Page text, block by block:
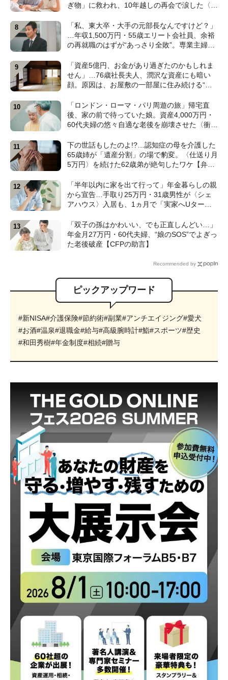
ぎ物」に救われ、10年越しの再会で涙した〈孫
「私、東大卒・大手の元部長なんですけど？」
…年収1,500万円・55歳エリート会社員、余裕
の再就職のはずが“あっさり全敗”。専業主婦の
【CFPの助言】
「資産5億円、お金があり過ぎたのかもしれま
せん」…76歳社長夫人、潤沢な資産にも暗い
顔。原因は、お屋敷の一部屋に住み続ける“跡
「ロンドン・ローマ・パリ周遊の旅」帰宅直
後、家の前で待っていた娘。資産4,000万円・
60代夫婦の悠々自適な老後を崩壊させた〈衝撃
下の世話もしたのよ!?…認知症の母を介護した
65歳姉が「遺産分割」の場で豹変。〈仕送り月
5万円〉を続けた62歳弟が絶句したワケ【弁護
「半年以内に家を出て行って」年金暮らしの親
から宣告…手取り25万円・31歳男性が〈シェ
アハウス〉入居も、1ヵ月で「実家へUター
「双子の孫はかわいい、でも正直しんどい…」
年金月27万円・60代夫婦、“娘のSOS”でよぎっ
た老後破産【CFPの助言】
Recommended by
ピックアップワード
#新NISA#介護保険#節約術#副業#アンチエイジング#愛犬
#お酒#温泉#退職金#給与#高級腕時計#鮨#スポーツ#歴史
#和田秀樹#年金制度#相続#贈与